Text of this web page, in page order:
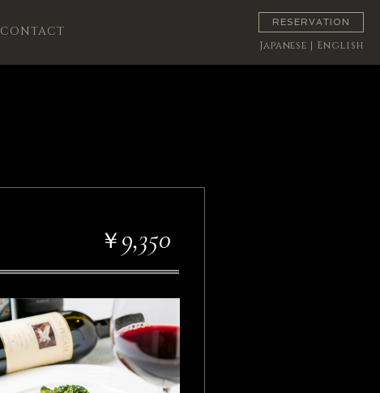
CONTACT
RESERVATION
Japanese | English
￥ 9,350